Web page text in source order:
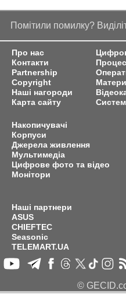
Помітили помилку?
Про нас
Контакти
Partnership
Copyright
Наші нагороди
Карта сайту
Накопичувачі
Корпуси
Джерела живлення
Мультимедіа
Цифрове фото та відео
Монітори
Наші партнери
ASUS
CHIEFTEC
Seasonic
TELEMART.UA
©